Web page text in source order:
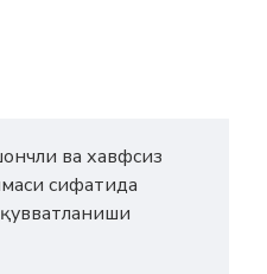
ва хавфсиз
сифатида